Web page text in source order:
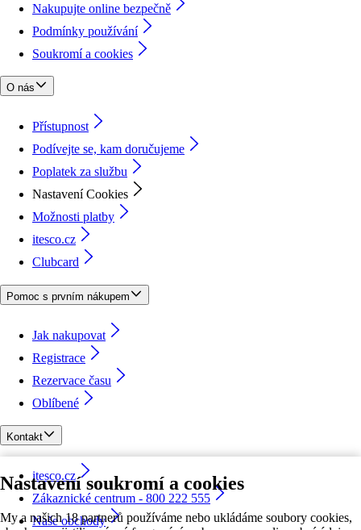
Nastavení soukromí a cookies
My a našich 18 partnerů používáme nebo ukládáme soubory cookies,
Nakupujte online bezpečně
Podmínky používání
Soukromí a cookies
O nás
Přístupnost
Podívejte se, kam doručujeme
Poplatek za službu
Nastavení Cookies
Možnosti platby
itesco.cz
Clubcard
Pomoc s prvním nákupem
Jak nakupovat
Registrace
Rezervace času
Oblíbené
Kontakt
itesco.cz
Zákaznické centrum - 800 222 555
Naše obchody